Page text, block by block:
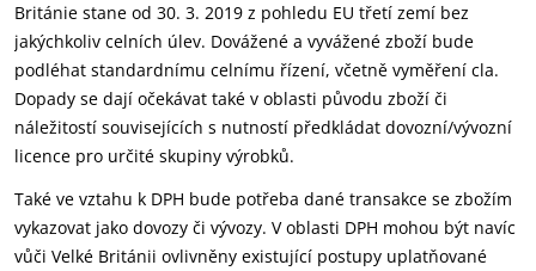
Británie stane od 30. 3. 2019 z pohledu EU třetí zemí bez
jakýchkoliv celních úlev. Dovážené a vyvážené zboží bude
podléhat standardnímu celnímu řízení, včetně vyměření cla.
Dopady se dají očekávat také v oblasti původu zboží či
náležitostí souvisejících s nutností předkládat dovozní/vývozní
licence pro určité skupiny výrobků.
Také ve vztahu k DPH bude potřeba dané transakce se zbožím
vykazovat jako dovozy či vývozy. V oblasti DPH mohou být navíc
vůči Velké Británii ovlivněny existující postupy uplatňované